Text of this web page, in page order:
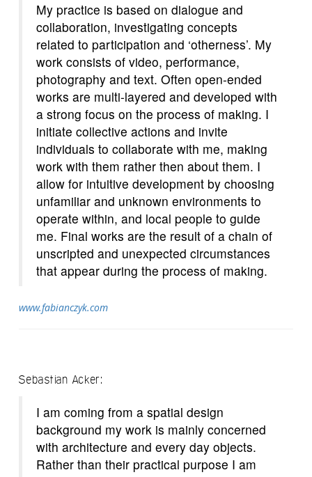
My practice is based on dialogue and
collaboration, investigating concepts
related to participation and ‘otherness’. My
work consists of video, performance,
photography and text. Often open-ended
works are multi-layered and developed with
a strong focus on the process of making. I
initiate collective actions and invite
individuals to collaborate with me, making
work with them rather then about them. I
allow for intuitive development by choosing
unfamiliar and unknown environments to
operate within, and local people to guide
me. Final works are the result of a chain of
unscripted and unexpected circumstances
that appear during the process of making.
www.fabianczyk.com
Sebastian Acker:
I am coming from a spatial design
background my work is mainly concerned
with architecture and every day objects.
Rather than their practical purpose I am